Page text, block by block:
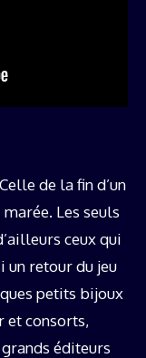
de la fin d’un
Les seuls
ceux qui
un retour du jeu
petits bijoux
et consorts,
éditeurs